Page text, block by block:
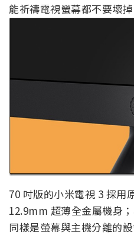
能祈禱電視螢幕都不要壞掉
70 吋版的小米電視 3 採用
12.9mm 超薄全金屬機身
同樣是螢幕與主機分離的